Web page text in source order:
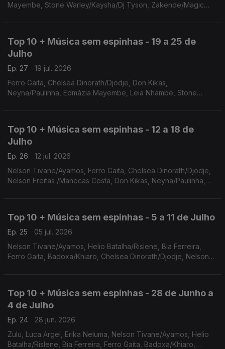
Mayembe, Stone Warley/Kaysha/Dj Tyson, Zakende/Magic
Top 10 + Música sem espinhas - 19 a 25 de
Julho
Ep. 27
19 jul. 2026
Ferro Gaita, Chelsea Dinorath/Djodje, Don Kikas,
Neyna/Paulinha, Edmázia Mayembe, Leia Nhambe, Stone
Top 10 + Música sem espinhas - 12 a 18 de
Julho
Ep. 26
12 jul. 2026
Nelson Tivane/Ayamos, Ferro Gaita, Chelsea Dinorath/Djodje,
Nelson Freitas /Manecas Costa, Don Kikas, Neyna/Paulinha,
Top 10 + Música sem espinhas - 5 a 11 de Julho
Ep. 25
05 jul. 2026
Nelson Tivane/Ayamos, Helio Batalha/Rislene, Bia Ferreira,
Ferro Gaita, Badoxa/Khiaro, Chelsea Dinorath/Djodje, Nelson
Top 10 + Música sem espinhas - 28 de Junho a
4 de Julho
Ep. 24
28 jun. 2026
Zulu, Luca Argel, Erika Neluma, Nelson Tivane/Ayamos, Helio
Batalha/Rislene, Bia Ferreira, Ferro Gaita, Badoxa/Khiaro,